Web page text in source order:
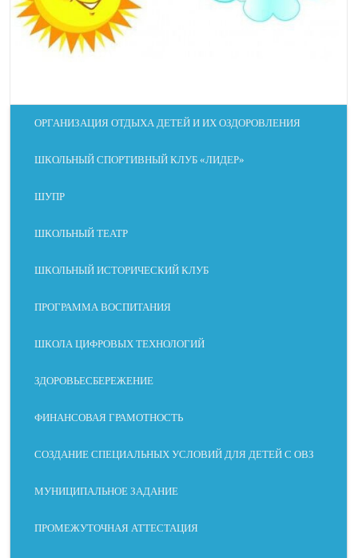
ОРГАНИЗАЦИЯ ОТДЫХА ДЕТЕЙ И ИХ ОЗДОРОВЛЕНИЯ
ШКОЛЬНЫЙ СПОРТИВНЫЙ КЛУБ «ЛИДЕР»
ШУПР
ШКОЛЬНЫЙ ТЕАТР
ШКОЛЬНЫЙ ИСТОРИЧЕСКИЙ КЛУБ
ПРОГРАММА ВОСПИТАНИЯ
ШКОЛА ЦИФРОВЫХ ТЕХНОЛОГИЙ
ЗДОРОВЬЕСБЕРЕЖЕНИЕ
ФИНАНСОВАЯ ГРАМОТНОСТЬ
СОЗДАНИЕ СПЕЦИАЛЬНЫХ УСЛОВИЙ ДЛЯ ДЕТЕЙ С ОВЗ
МУНИЦИПАЛЬНОЕ ЗАДАНИЕ
ПРОМЕЖУТОЧНАЯ АТТЕСТАЦИЯ